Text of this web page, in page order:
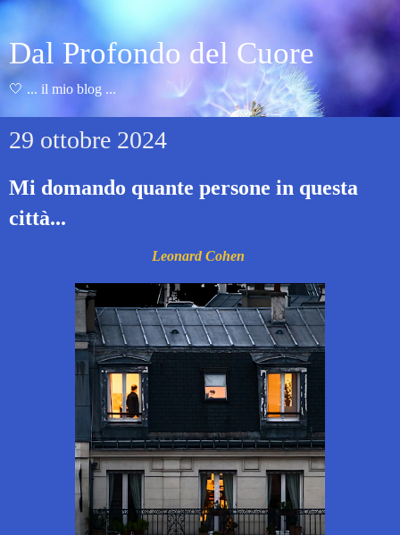
Dal Profondo del Cuore
🤍 ... il mio blog ...
29 ottobre 2024
Mi domando quante persone in questa
città...
Leonard Cohen